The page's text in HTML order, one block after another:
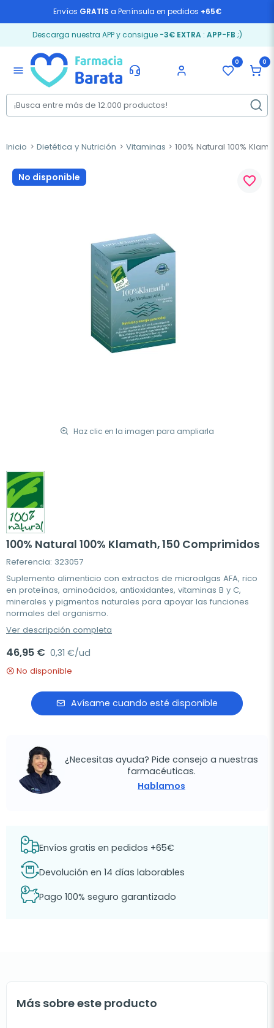
Envíos GRATIS a Península en pedidos +65€
Descarga nuestra APP y consigue -3€ EXTRA: APP-FB ;)
menu
0 0
Inicio Dietética y Nutrición Vitaminas 100% Natural 100%
No disponible
Haz clic en la imagen para ampliarla
favorite_border
100% Natural 100% Klamath, 150 Comprimidos
Referencia: 323057
Suplemento alimenticio con extractos de microalgas AFA, rico
en proteínas, aminoácidos, antioxidantes, vitaminas B y C,
minerales y pigmentos naturales para apoyar las funciones
normales del organismo.
Ver descripción completa
46,95 € 0,31 €/ud
No disponible
Avísame cuando esté disponible
¿Necesitas ayuda? Pide consejo a nuestras
farmacéuticas.
Hablamos
Envíos gratis en pedidos +65€
Devolución en 14 días laborables
Pago 100% seguro garantizado
Más sobre este producto